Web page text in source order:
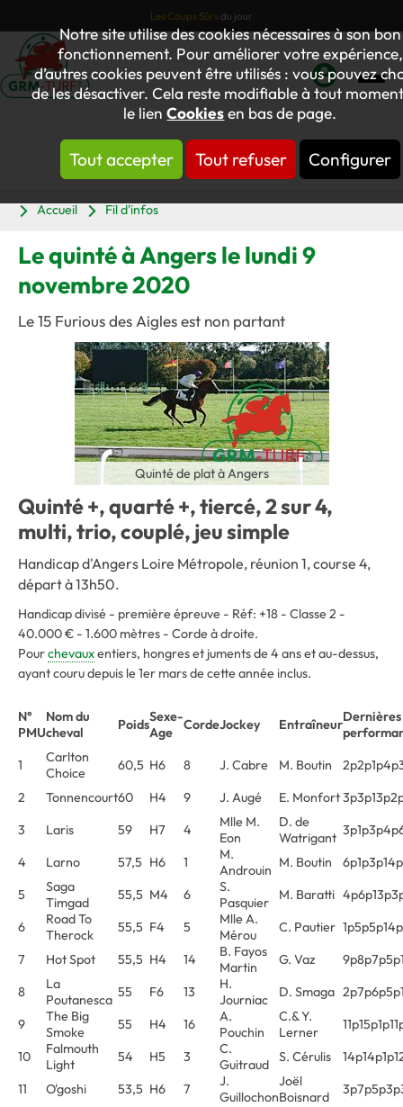
Notre site utilise des cookies nécessaires à son bon
fonctionnement. Pour améliorer votre expérience,
d’autres cookies peuvent être utilisés : vous pouvez
de les désactiver. Cela reste modifiable à tout
le lienCookiesen bas de page.
Tout accepter Tout refuser Configurer
Les Coups Sûrs du jour
Mon
compte
Accueil
Fil d'infos
Le quinté à Angers le lundi 9
novembre 2020
Le 15 Furious des Aigles est non partant
Quinté de plat à Angers
Quinté +, quarté +, tiercé, 2 sur 4,
multi, trio, couplé, jeu simple
Handicap d'Angers Loire Métropole, réunion 1, course 4,
départ à 13h50.
Handicap divisé - première épreuve - Réf: +18 - Classe 2 -
40.000 € - 1.600 mètres - Corde à droite.
Pourchevauxentiers, hongres et juments de 4 ans et au-dessus,
ayant couru depuis le 1er mars de cette année inclus.
N°
PMU
Nom du
cheval
PoidsSexe-
Age
CordeJockey EntraîneurDernières
1
Carlton
Choice
60,5 H6 8 J. Cabre M. Boutin
2
Tonnencourt60 H4 9 J. Augé E. Monfort
3
Laris 59 H7 4
Mlle M.
Eon
D. de
Watrigant
4
Larno 57,5 H6 1
M.
Androuin M. Boutin
5
Saga
Timgad
55,5 M4 6
S.
Pasquier
M. Baratti
6
Road To
Therock
55,5 F4 5
Mlle A.
Mérou
C. Pautier
7
Hot Spot 55,5 H4 14
B. Fayos
Martin
G. Vaz
8
La
Poutanesca 55 F6 13
H.
Journiac
D. Smaga
9
The Big
Smoke
55 H4 16
A.
Pouchin
C.& Y.
Lerner
10
Falmouth
Light
54 H5 3
C.
Guitraud
S. Cérulis
11
O'goshi 53,5 H6 7
J.
Guillochon
Joël
Boisnard